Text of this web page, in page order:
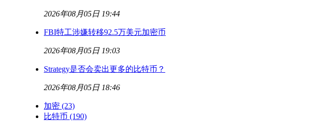
2026年08月05日 19:44
FBI特工涉嫌转移92.5万美元加密币
2026年08月05日 19:03
Strategy是否会卖出更多的比特币？
2026年08月05日 18:46
加密 (23)
比特币 (190)